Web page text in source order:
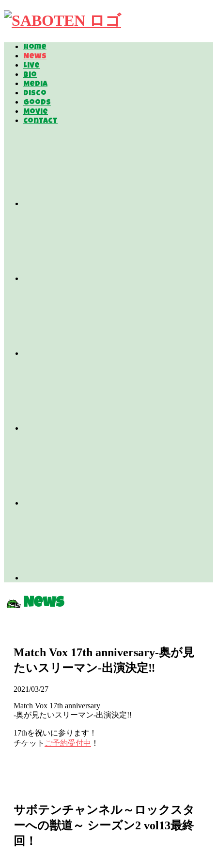
Home
News
Live
Bio
Media
Disco
Goods
Movie
Contact
News
Match Vox 17th anniversary-奥が見
たいスリーマン-出演決定‼
2021/03/27
Match Vox 17th anniversary
-奥が見たいスリーマン-出演決定!!
17thを祝いに参ります！
チケット ご予約受付中 ！
サボテンチャンネル～ロックスタ
ーへの獣道～ シーズン2 vol13最終
回！